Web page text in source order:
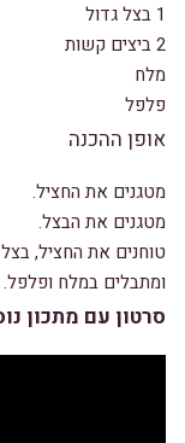
1 בצל גדול
2 ביצים קשות
מלח
פלפל
אופן ההכנה
מטגנים את החציל.
מטגנים את הבצל.
טוחנים את החציל,
ומתבלים במלח ופלפל.
סרטון עם מתכון